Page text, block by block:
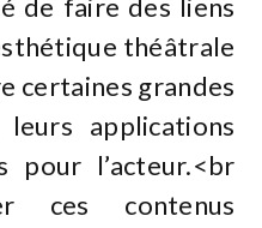
théâtrale
certaines grandes
applications
pour l’acteur.<br
ces contenus